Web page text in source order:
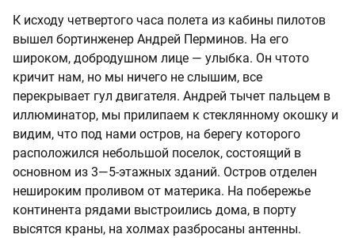
К исходу четвертого часа полета из кабины пилотов
вышел бортинженер Андрей Перминов. На его
широком, добродушном лице — улыбка. Он чтото
кричит нам, но мы ничего не слышим, все
перекрывает гул двигателя. Андрей тычет пальцем в
иллюминатор, мы прилипаем к стеклянному окошку и
видим, что под нами остров, на берегу которого
расположился небольшой поселок, состоящий в
основном из 3—5-этажных зданий. Остров отделен
нешироким проливом от материка. На побережье
континента рядами выстроились дома, в порту
высятся краны, на холмах разбросаны антенны.